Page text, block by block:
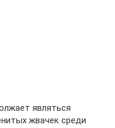
являться
жвачек среди